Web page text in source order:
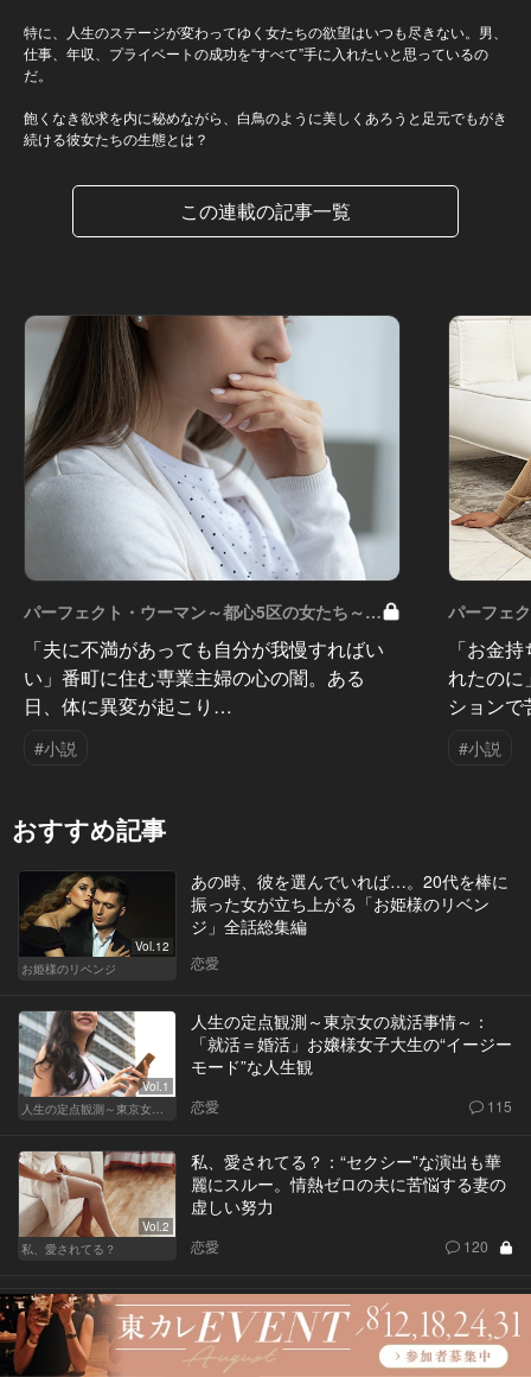
特に、人生のステージが変わってゆく女たちの欲望はいつも尽きない。男、
仕事、年収、プライベートの成功を“すべて”手に入れたいと思っているの
だ。
飽くなき欲求を内に秘めながら、白鳥のように美しくあろうと足元でもがき
続ける彼女たちの生態とは？
この連載の記事一覧
パーフェクト・ウーマン～都心5区の女たち～
Vol.13
「夫に不満があっても自分が我慢すればい
い」番町に住む専業主婦の心の闇。ある
日、体に異変が起こり…
#小説
パーフェ
Vol.11
「お金
れたのに
ション
#小説
おすすめ記事
Vol.12
お姫様のリベンジ
あの時、彼を選んでいれば…。20代を棒に
振った女が立ち上がる「お姫様のリベン
ジ」全話総集編
恋愛
Vol.1
人生の定点観測～東京女の就活事情～
人生の定点観測～東京女の就活事情～：
「就活＝婚活」お嬢様女子大生の“イージー
モード”な人生観
恋愛 115
Vol.2
私、愛されてる？
私、愛されてる？：“セクシー”な演出も華
麗にスルー。情熱ゼロの夫に苦悩する妻の
虚しい努力
恋愛 120
遅咲きの彼女たち：「一生独身かもしれな
い…」真剣に婚活を始めた32歳女が悟った
真実